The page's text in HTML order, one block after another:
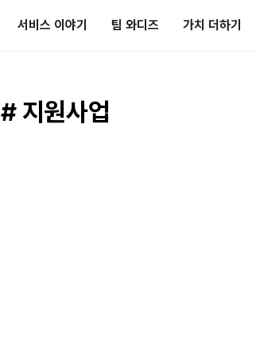
서비스 이야기 팀 와디즈 가치 더하기
# 지원사업